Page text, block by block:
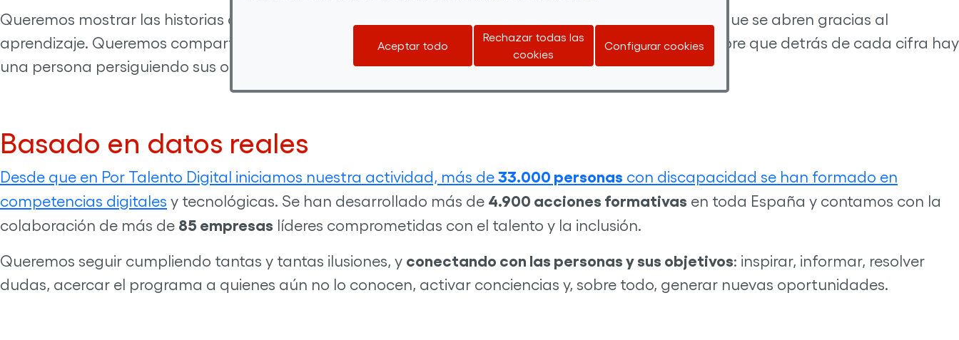
Aceptar todo
Rechazar todas las
cookies
Configurar cookies
Queremos mostrar las historias que hay detrás de cada formación. Queremos visibilizar los caminos que se abren gracias al
aprendizaje. Queremos compartir datos que reflejen el alcance del programa, pero recordando siempre que detrás de cada cifra hay
una persona persiguiendo sus objetivos.
Basado en datos reales
Desde que en Por Talento Digital iniciamos nuestra actividad, más de33.000 personas con discapacidad se han formado en
competencias digitales y tecnológicas. Se han desarrollado más de 4.900 acciones formativas en toda España y contamos con la
colaboración de más de 85 empresas líderes comprometidas con el talento y la inclusión.
Queremos seguir cumpliendo tantas y tantas ilusiones, y conectando con las personas y sus objetivos: inspirar, informar, resolver
dudas, acercar el programa a quienes aún no lo conocen, activar conciencias y, sobre todo, generar nuevas oportunidades.